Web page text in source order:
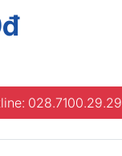
028.7100.29.29